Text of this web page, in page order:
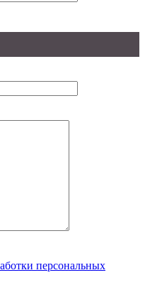
персональных